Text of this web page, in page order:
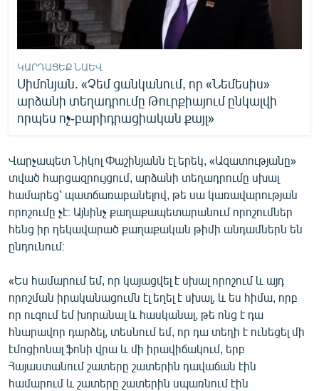
ԿԱՐԴԱՑԵՔ ՆԱԵՎ
Սիմոնյան. «Չեմ ցանկանում, որ «Նեմեսիս»
արձանի տեղադրումը Թուրքիայում ընկալվի
որպես ոչ-բարիդրացիական քայլ»
Վարչապետ Նիկոլ Փաշինյանն էլ երեկ, «Ազատությանը»
տված հարցազրույցում, արձանի տեղադրումը սխալ
համարեց՝ պատճառաբանելով, թե սա կառավարության
որոշումը չէ։ Այնինչ քաղաքապետարանում որոշումներ
հենց իր ղեկավարած քաղաքական թիմի անդամներն են
ընդունում։
«Ես համարում եմ, որ կայացվել է սխալ որոշում և այդ
որոշման իրականացումն էլ եղել է սխալ, և ես հիմա, որբ
որ ուզում եմ խորանալ և հասկանալ, թե ոնց է դա
հնարավոր դարձել, տեսնում եմ, որ դա տեղի է ունեցել մի
էմոցիոնալ ֆոնի վրա և մի իրավիճակում, երբ
Հայաստանում շատերը շատերին դավաճան էին
համարում և շատերը շատերին սպառնում էին